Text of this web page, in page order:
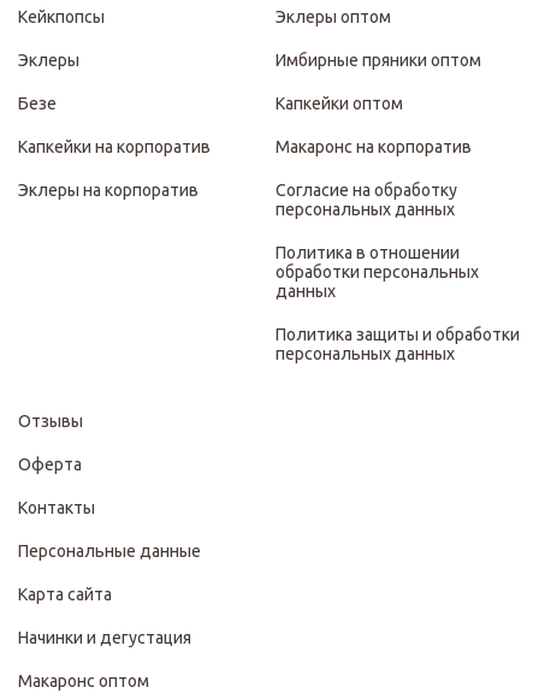
Кейкпопсы
Эклеры
Безе
Капкейки на корпоратив
Эклеры на корпоратив
Эклеры оптом
Имбирные пряники оптом
Капкейки оптом
Макаронс на корпоратив
Согласие на обработку
персональных данных
Политика в отношении
обработки персональных
данных
Политика защиты и обработки
персональных данных
Отзывы
Оферта
Контакты
Персональные данные
Карта сайта
Начинки и дегустация
Макаронс оптом